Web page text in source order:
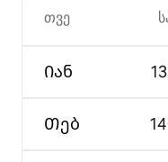
თვე
Იან
Თებ